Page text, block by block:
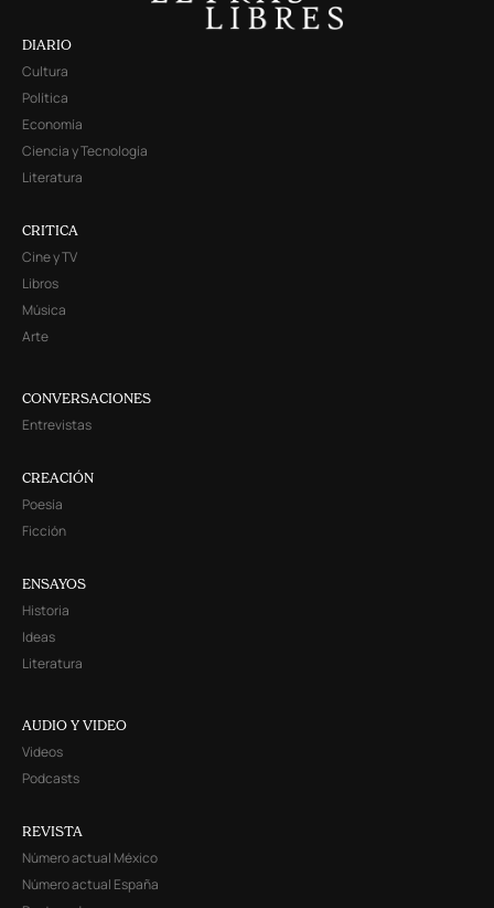
DIARIO
Cultura
Política
Economía
Ciencia y Tecnología
Literatura
CRITICA
Cine y TV
Libros
Música
Arte
CONVERSACIONES
Entrevistas
CREACIÓN
Poesía
Ficción
ENSAYOS
Historia
Ideas
Literatura
AUDIO Y VIDEO
Videos
Podcasts
REVISTA
Número actual México
Número actual España